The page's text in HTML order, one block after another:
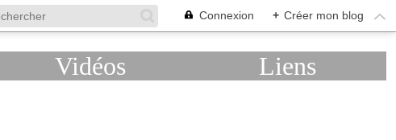
Connexion + Créer mon blog
Vidéos Liens